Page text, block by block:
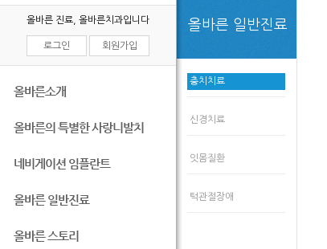
올바른 진료, 올바른치과입니다
로그인 회원가입
올바른소개
올바른의 특별한 사랑니발치
네비게이션 임플란트
올바른 일반진료
올바른 스토리
올바른 일반진료
충치치료
신경치료
잇몸질환
턱관절장애